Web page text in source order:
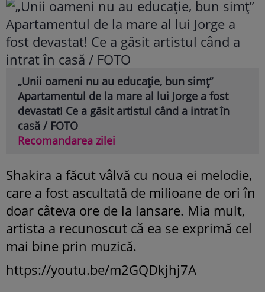
„Unii oameni nu au educație, bun simț”
Apartamentul de la mare al lui Jorge a fost
devastat! Ce a găsit artistul când a intrat în
casă / FOTO
Recomandarea zilei
Shakira a făcut vâlvă cu noua ei melodie,
care a fost ascultată de milioane de ori în
doar câteva ore de la lansare. Mia mult,
artista a recunoscut că ea se exprimă cel
mai bine prin muzică.
https://youtu.be/m2GQDkjhj7A